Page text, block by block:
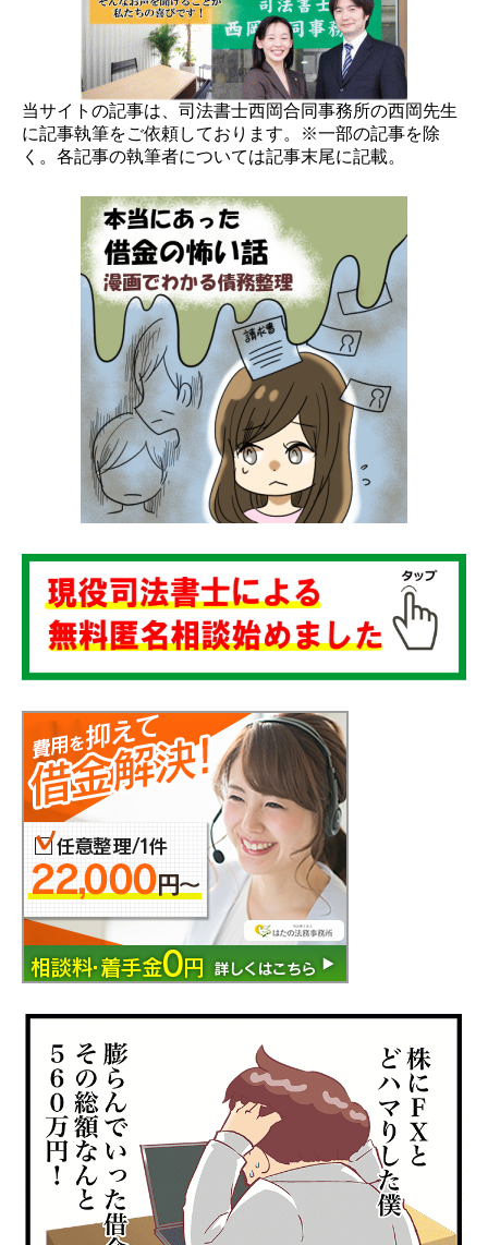
当サイトの記事は、司法書士西岡合同事務所の西岡先生
に記事執筆をご依頼しております。※一部の記事を除
く。各記事の執筆者については記事末尾に記載。